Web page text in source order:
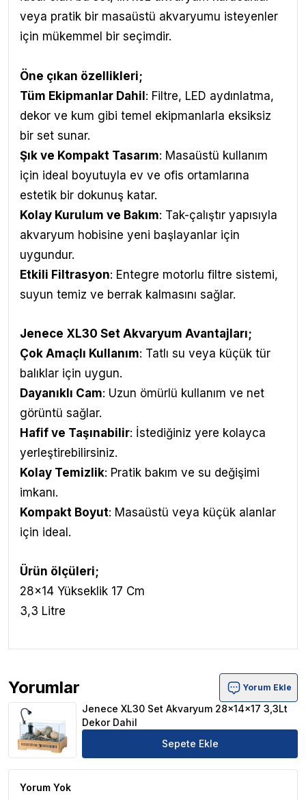
veya pratik bir masaüstü akvaryumu isteyenler
için mükemmel bir seçimdir.
Öne çıkan özellikleri;
Tüm Ekipmanlar Dahil : Filtre, LED aydınlatma,
dekor ve kum gibi temel ekipmanlarla eksiksiz
bir set sunar.
Şık ve Kompakt Tasarım: Masaüstü kullanım
için ideal boyutuyla ev ve ofis ortamlarına
estetik bir dokunuş katar.
Kolay Kurulum ve Bakım: Tak-çalıştır yapısıyla
akvaryum hobisine yeni başlayanlar için
uygundur.
Etkili Filtrasyon: Entegre motorlu filtre sistemi,
suyun temiz ve berrak kalmasını sağlar.
Jenece XL30 Set Akvaryum Avantajları;
Çok Amaçlı Kullanım: Tatlı su veya küçük tür
balıklar için uygun.
Dayanıklı Cam: Uzun ömürlü kullanım ve net
görüntü sağlar.
Hafif ve Taşınabilir: İstediğiniz yere kolayca
yerleştirebilirsiniz.
Kolay Temizlik: Pratik bakım ve su değişimi
imkanı.
Kompakt Boyut: Masaüstü veya küçük alanlar
için ideal.
Ürün ölçüleri;
28x14 Yükseklik 17 Cm
3,3 Litre
Yorumlar
Jenece XL30 Set Akvaryum 28x14x17 3,3Lt Dekor
Yorum Ekle
Jenece XL30 Set Akvaryum 28x14x17 3,3Lt
Dekor Dahil
Sepete Ekle
Yorum Yok